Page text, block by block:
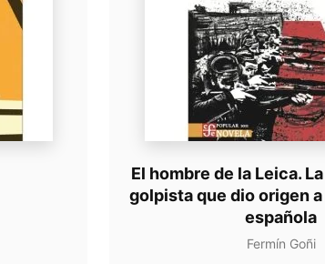
El hombre de la Leica.
golpista que dio origen
española
Fermín Goñi